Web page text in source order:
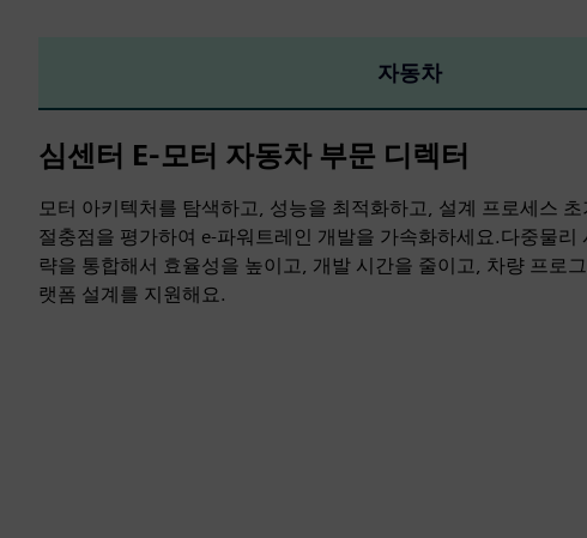
자동차
심센터 E-모터 자동차 부문 디렉터
모터 아키텍처를 탐색하고, 성능을 최적화하고, 설계 프로세스
절충점을 평가하여 e-파워트레인 개발을 가속화하세요.다중물리
략을 통합해서 효율성을 높이고, 개발 시간을 줄이고, 차량 프로
랫폼 설계를 지원해요.